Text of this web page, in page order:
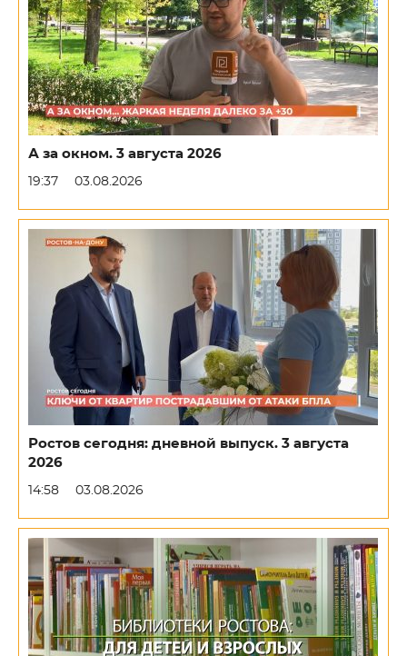
А за окном. 3 августа 2026
19:37 03.08.2026
Ростов сегодня: дневной выпуск. 3 августа
2026
14:58 03.08.2026